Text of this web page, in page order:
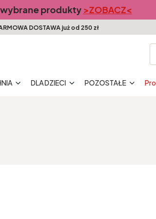
produkty >ZOBACZ<
DOSTAWA już od 250 zł
DLA DZIECI POZOSTAŁE